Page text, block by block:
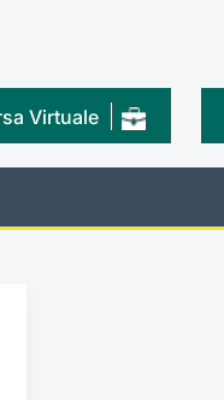
Virtuale